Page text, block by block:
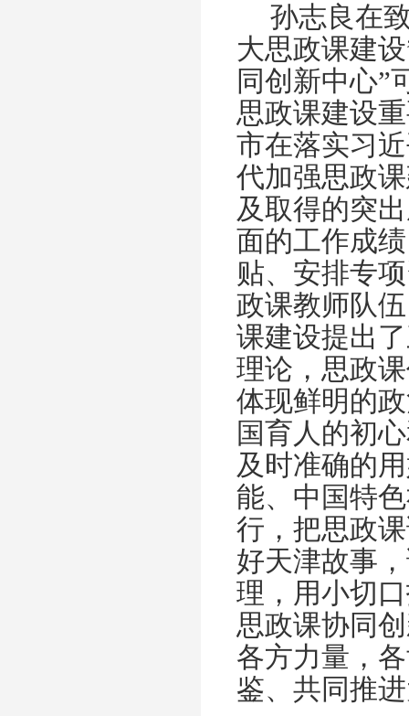
孙志良在
大思政课建
同创新中心”
思政课建设
市在落实习
代加强思政
及取得的突
面的工作成
贴、安排专
政课教师队
课建设提出
理论，思政
体现鲜明的
国育人的初
及时准确的
能、中国特
行，把思政
好天津故事
理，用小切
思政课协同
各方力量，
鉴、共同推